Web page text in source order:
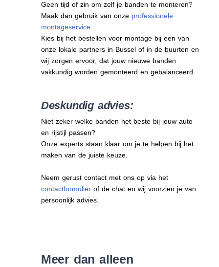
Geen tijd of zin om zelf je banden te monteren?
Maak dan gebruik van onze professionele
montageservice.
Kies bij het bestellen voor montage bij een van
onze lokale partners in Bussel of in de buurten en
wij zorgen ervoor, dat jouw nieuwe banden
vakkundig worden gemonteerd en gebalanceerd.
Deskundig advies:
Niet zeker welke banden het beste bij jouw auto
en rijstijl passen?
Onze experts staan klaar om je te helpen bij het
maken van de juiste keuze.
Neem gerust contact met ons op via het
contactformulierof de chat en wij voorzien je van
persoonlijk advies.
Meer dan alleen